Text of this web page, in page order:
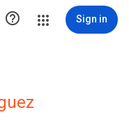
 Sign in